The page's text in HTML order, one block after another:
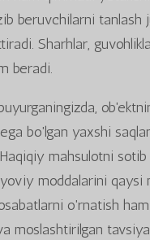
beruvchilarni
Sharhlar,
beradi.
bo'lgan yaxshi
mahsulotni
moddalarini
o'rnatish
moslashtirilgan